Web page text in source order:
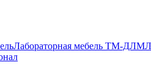
Лабораторная мебель ТМ-ДЛМ